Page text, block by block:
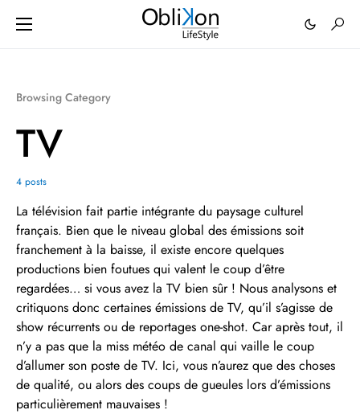
Browsing Category
TV
4 posts
La télévision fait partie intégrante du paysage culturel
français. Bien que le niveau global des émissions soit
franchement à la baisse, il existe encore quelques
productions bien foutues qui valent le coup d’être
regardées… si vous avez la TV bien sûr ! Nous analysons et
critiquons donc certaines émissions de TV, qu’il s’agisse de
show récurrents ou de reportages one-shot. Car après tout, il
n’y a pas que la miss météo de canal qui vaille le coup
d’allumer son poste de TV. Ici, vous n’aurez que des choses
de qualité, ou alors des coups de gueules lors d’émissions
particulièrement mauvaises !